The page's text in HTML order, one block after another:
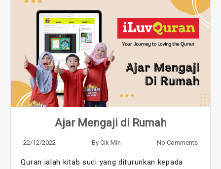
Ajar Mengaji di Rumah
22/12/2022 By Cik Min No Comments
Quran ialah kitab suci yang diturunkan kepada